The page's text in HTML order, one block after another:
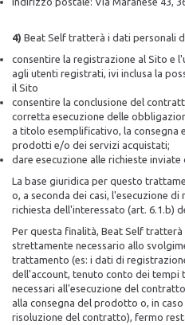
4) Beat Self tratterà i dati personali
consentire la registrazione al Sito e
agli utenti registrati, ivi inclusa la
il Sito
consentire la conclusione del
corretta esecuzione delle
a titolo esemplificativo, la consegna
prodotti e/o dei servizi acquistati;
dare esecuzione alle richieste
La base giuridica per questo
o, a seconda dei casi, l'esecuzione
richiesta dell'interessato (art. 6.1.b)
Per questa finalità, Beat Self
strettamente necessario allo
trattamento (es: i dati di
dell'account, tenuto conto dei tempi
necessari all'esecuzione del
alla consegna del prodotto o, in
risoluzione del contratto), fermo